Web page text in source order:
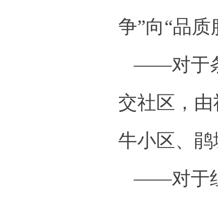
争”向“品
——对于
交社区，
牛小区、
——对于